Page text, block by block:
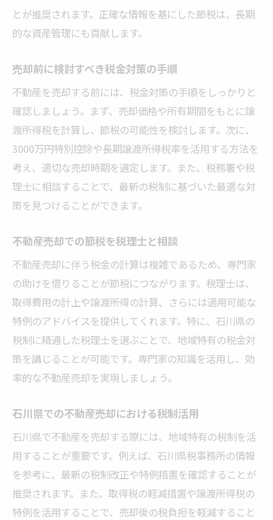
とが推奨されます。正確な情報を基にした節税は、長期
的な資産管理にも貢献します。
売却前に検討すべき税金対策の手順
不動産を売却する前には、税金対策の手順をしっかりと
確認しましょう。まず、売却価格や所有期間をもとに譲
渡所得税を計算し、節税の可能性を検討します。次に、
3000万円特別控除や長期譲渡所得税率を活用する方法を
考え、適切な売却時期を選定します。また、税務署や税
理士に相談することで、最新の税制に基づいた最適な対
策を見つけることができます。
不動産売却での節税を税理士と相談
不動産売却に伴う税金の計算は複雑であるため、専門家
の助けを借りることが節税につながります。税理士は、
取得費用の計上や譲渡所得の計算、さらには適用可能な
特例のアドバイスを提供してくれます。特に、石川県の
税制に精通した税理士を選ぶことで、地域特有の税金対
策を講じることが可能です。専門家の知識を活用し、効
率的な不動産売却を実現しましょう。
石川県での不動産売却における税制活用
石川県で不動産を売却する際には、地域特有の税制を活
用することが重要です。例えば、石川県税事務所の情報
を参考に、最新の税制改正や特例措置を確認することが
推奨されます。また、取得税の軽減措置や譲渡所得税の
特例を活用することで、売却後の税負担を軽減すること